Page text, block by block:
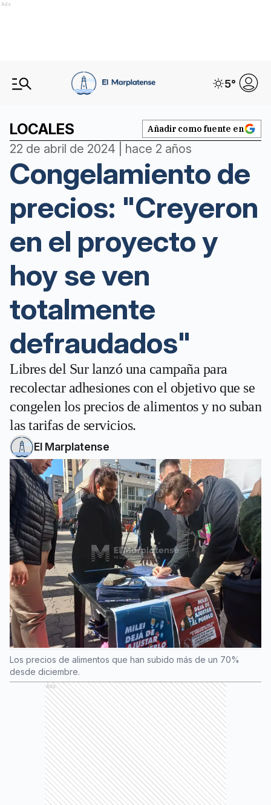
Ads
5°
LOCALES Añadir como fuente en
22 de abril de 2024 | hace 2 años
Congelamiento de
precios: "Creyeron
en el proyecto y
hoy se ven
totalmente
defraudados"
Libres del Sur lanzó una campaña para
recolectar adhesiones con el objetivo que se
congelen los precios de alimentos y no suban
las tarifas de servicios.
El Marplatense
Los precios de alimentos que han subido más de un 70%
desde diciembre.
Ads